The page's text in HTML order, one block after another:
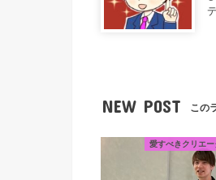
NEW POST この
愛すべきクリエー